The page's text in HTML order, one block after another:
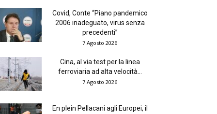
Covid, Conte “Piano pandemico
2006 inadeguato, virus senza
precedenti”
7 Agosto 2026
Cina, al via test per la linea
ferroviaria ad alta velocità...
7 Agosto 2026
En plein Pellacani agli Europei, il